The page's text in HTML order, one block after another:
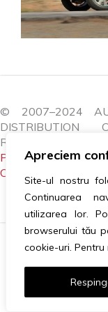
Apreciem
Site-ul nostru
Continuarea
utilizarea lor.
browserului tău
cookie-uri.
© 2007–2024
DISTRIBUTION
REZERVATE.
POLITICA
CONTACTEAZĂ-NE